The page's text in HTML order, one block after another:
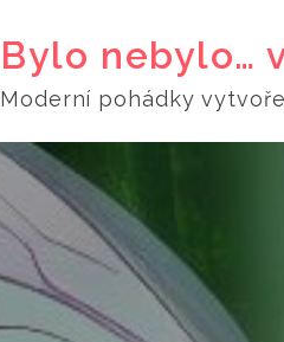
Bylo nebylo…
Moderní pohádky